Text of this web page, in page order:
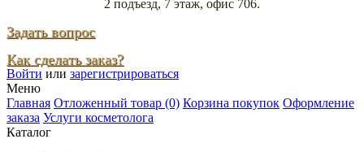
2 подъезд, 7 этаж, офис 706.
Задать вопрос
Как сделать заказ?
Войти или зарегистрироваться
Меню
Главная Отложенный товар (0) Корзина покупок Оформление
заказа Услуги косметолога
Каталог